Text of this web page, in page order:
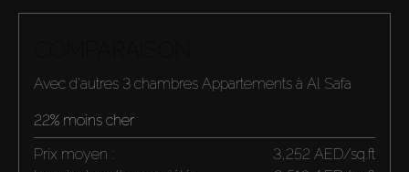
Avec d'autres 3 chambres Appartements à Al Safa
22% moins cher
Prix moyen :
3,252 AED/sq.ft